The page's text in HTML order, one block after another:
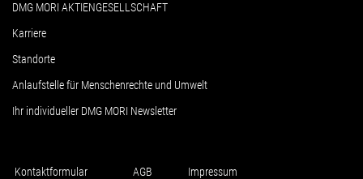
DMG MORI AKTIENGESELLSCHAFT
Karriere
Standorte
Anlaufstelle für Menschenrechte und Umwelt
Ihr individueller DMG MORI Newsletter
Kontaktformular AGB Impressum